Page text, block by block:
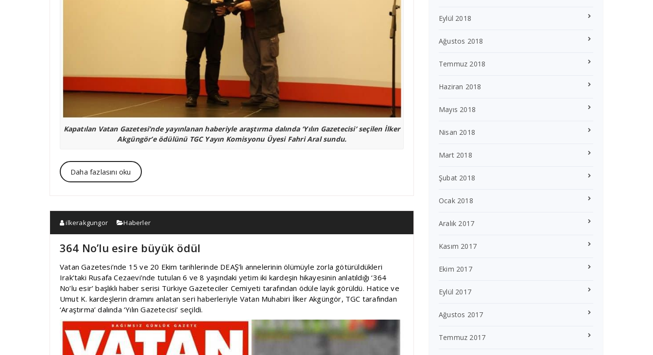
Kapatılan Vatan Gazetesi’nde yayınlanan haberiyle araştırma dalında ‘Yılın Gazetecisi’ seçilen İlker
Akgüngör’e ödülünü TGC Yayın Komisyonu Üyesi Fahri Aral sundu.
Daha fazlasını oku
ilkerakgungor Haberler
364 No’lu esire büyük ödül
Vatan Gazetesi’nde 15 ve 20 Ekim tarihlerinde DEAŞ’lı annelerinin ölümüyle zorla götürüldükleri
Irak’taki Rusafa Cezaevi’nde tutulan 6 ve 8 yaşındaki yetim iki kardeşin hikayesinin anlatıldığı ‘364
No’lu esir’ başlıklı haber serisi Türkiye Gazeteciler Cemiyeti tarafından ödüle layık görüldü. Hatice ve
Umut K. kardeşlerin dramını anlatan seri haberleriyle Vatan Muhabiri İlker Akgüngör, TGC tarafından
‘Araştırma’ dalında ‘Yılın Gazetecisi’ seçildi.
Eylül 2018
Ağustos 2018
Temmuz 2018
Haziran 2018
Mayıs 2018
Nisan 2018
Mart 2018
Şubat 2018
Ocak 2018
Aralık 2017
Kasım 2017
Ekim 2017
Eylül 2017
Ağustos 2017
Temmuz 2017